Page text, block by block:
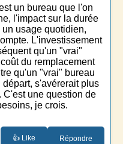
un bureau que l'on
l'impact sur la durée
usage quotidien,
L'investissement
qu'un "vrai"
du remplacement
qu'un "vrai" bureau
s'avérerait plus
C'est une question de
je crois.
👍 Like Répondre